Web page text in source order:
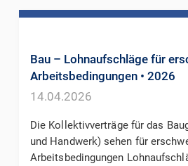
Bau – Lohnaufschläge für
Arbeitsbedingungen • 2026
14.04.2026
Die Kollektivverträge für das
und Handwerk) sehen für
Arbeitsbedingungen